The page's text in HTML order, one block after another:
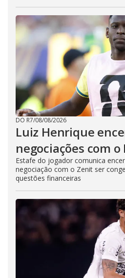
DO R7/08/08/2026
Luiz Henrique
negociações com o
Estafe do jogador comunica
negociação com o Zenit ser
questões financeiras